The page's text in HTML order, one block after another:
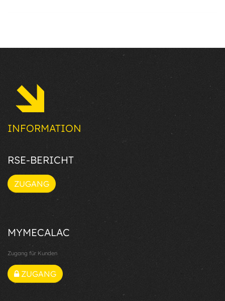
INFORMATION
RSE-BERICHT
ZUGANG
MYMECALAC
Zugang für Kunden
ZUGANG